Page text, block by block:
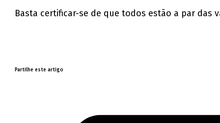
Basta certificar-se de que todos estão a par das
Partilhe este artigo